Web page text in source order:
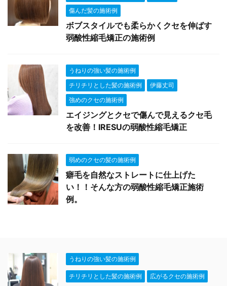
傷んだ髪の施術例
ボブスタイルでも柔らかくクセを伸ばす
弱酸性縮毛矯正の施術例
うねりの強い髪の施術例
チリチリとした髪の施術例
伊藤丈司
強めのクセの施術例
エイジングとクセで傷んで見えるクセ毛
を改善！IRESUの弱酸性縮毛矯正
弱めのクセの髪の施術例
癖毛を自然なストレートに仕上げた
い！！そんな方の弱酸性縮毛矯正施術
例。
うねりの強い髪の施術例
チリチリとした髪の施術例 広がるクセの施術例